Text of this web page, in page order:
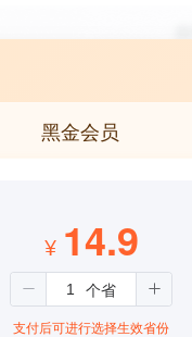
黑金会员
¥ 14.9
支付后可进行选择生效省份